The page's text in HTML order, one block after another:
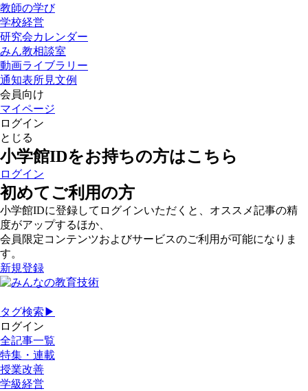
教師の学び
学校経営
研究会カレンダー
みん教相談室
動画ライブラリー
通知表所見文例
会員向け
マイページ
ログイン
とじる
小学館IDをお持ちの方はこちら
ログイン
初めてご利用の方
小学館IDに登録してログインいただくと、オススメ記事の精
度がアップするほか、
会員限定コンテンツおよびサービスのご利用が可能になりま
す。
新規登録
タグ検索▶
ログイン
全記事一覧
特集・連載
授業改善
学級経営